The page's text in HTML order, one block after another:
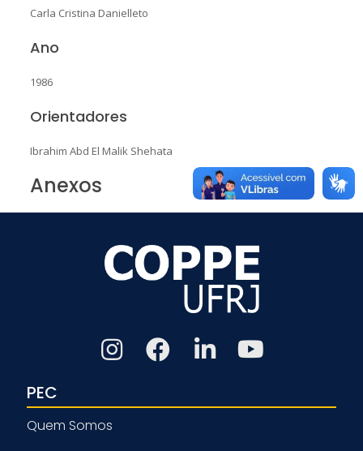
Carla Cristina Danielleto
Ano
1986
Orientadores
Ibrahim Abd El Malik Shehata
Anexos
PEC
Quem Somos